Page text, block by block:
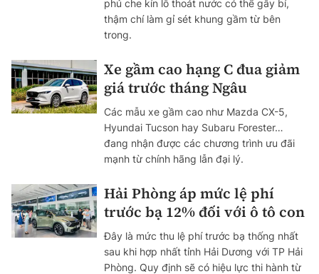
phủ che kín lỗ thoát nước có thể gây bí,
thậm chí làm gỉ sét khung gầm từ bên
trong.
Xe gầm cao hạng C đua giảm
giá trước tháng Ngâu
Các mẫu xe gầm cao như Mazda CX-5,
Hyundai Tucson hay Subaru Forester…
đang nhận được các chương trình ưu đãi
mạnh từ chính hãng lẫn đại lý.
Hải Phòng áp mức lệ phí
trước bạ 12% đối với ô tô con
Đây là mức thu lệ phí trước bạ thống nhất
sau khi hợp nhất tỉnh Hải Dương với TP Hải
Phòng. Quy định sẽ có hiệu lực thi hành từ